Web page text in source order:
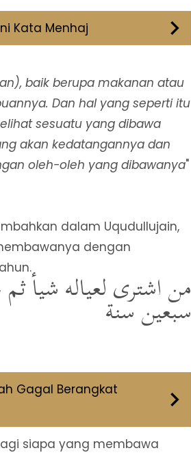
Kata Menhaj
baik berupa makanan atau
Dan hal yang seperti itu
sesuatu yang dibawa
akan kedatangannya dan
oleh-oleh yang dibawanya"
dalam Uqudullujain,
dengan
من اشترى لعياله شيأ
سبعين سنة
Gagal Berangkat
siapa yang membawa